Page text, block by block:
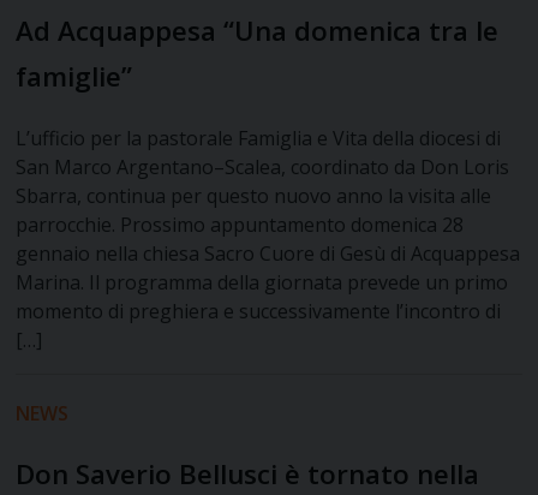
Ad Acquappesa “Una domenica tra le
famiglie”
L’ufficio per la pastorale Famiglia e Vita della diocesi di
San Marco Argentano–Scalea, coordinato da Don Loris
Sbarra, continua per questo nuovo anno la visita alle
parrocchie. Prossimo appuntamento domenica 28
gennaio nella chiesa Sacro Cuore di Gesù di Acquappesa
Marina. Il programma della giornata prevede un primo
momento di preghiera e successivamente l’incontro di
[…]
NEWS
Don Saverio Bellusci è tornato nella